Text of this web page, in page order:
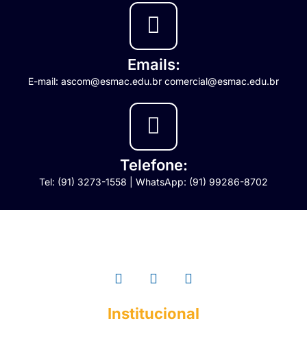
Emails:
E-mail: ascom@esmac.edu.br comercial@esmac.edu.br
Telefone:
Tel: (91) 3273-1558 | WhatsApp: (91) 99286-8702
Institucional